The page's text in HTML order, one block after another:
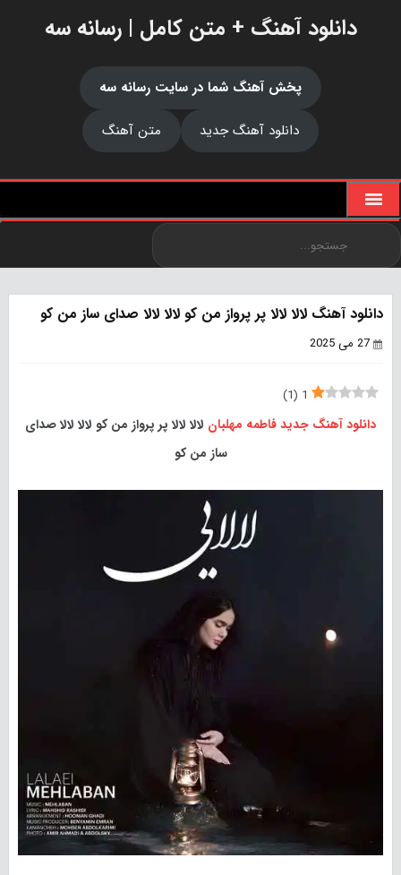
دانلود آهنگ + متن کامل | رسانه سه
پخش آهنگ شما در سایت رسانه سه
دانلود آهنگ جدید
متن آهنگ
دانلود آهنگ لالا لالا پر پرواز من کو لالا لالا صدای ساز من کو
27 می 2025
1
(
1
)
دانلود آهنگ جدیدفاطمه مهلبان لالا لالا پر پرواز من کو لالا لالا صدای
ساز من کو